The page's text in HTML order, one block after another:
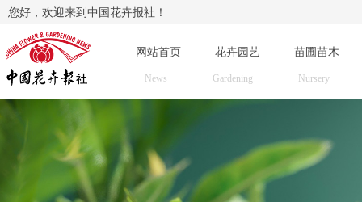
您好，欢迎来到中国花卉报社！
网站首页 花卉园艺 苗圃苗木
News Gardening Nursery